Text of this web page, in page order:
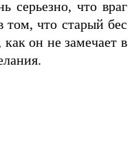
серьезно, что враг
том, что старый бес
он не замечает в